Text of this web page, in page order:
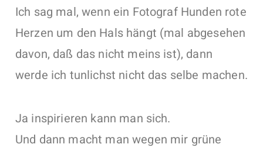
Ich sag mal, wenn ein Fotograf Hunden rote
Herzen um den Hals hängt (mal abgesehen
davon, daß das nicht meins ist), dann
werde ich tunlichst nicht das selbe machen.
Ja inspirieren kann man sich.
Und dann macht man wegen mir grüne